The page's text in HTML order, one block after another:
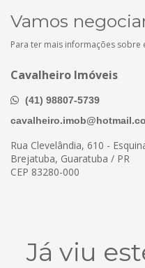
Vamos
Para ter mais informações
Cavalheiro Imóveis
(41) 98807-5739
Rua Clevelândia, 610 -
Brejatuba, Guaratuba / PR
CEP 83280-000
Já viu